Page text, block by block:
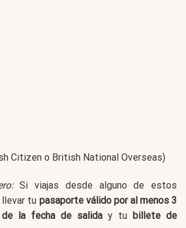
Citizen o British National Overseas)
Si viajas desde alguno de estos
tu pasaporte válido por al menos 3
la fecha de salida y tu billete de